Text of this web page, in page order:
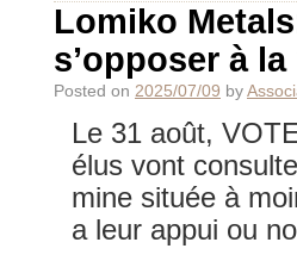
Lomiko
s’opposer à
Posted on 2025/07/09 by
Le 31 août,
élus vont
mine située à
a leur appui ou